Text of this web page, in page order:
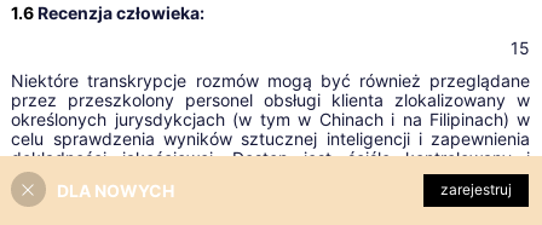
1.6Recenzja człowieka:
15
Niektóre transkrypcje rozmów mogą być również przeglądane
przez przeszkolony personel obsługi klienta zlokalizowany w
określonych jurysdykcjach (w tym w Chinach i na Filipinach) w
celu sprawdzenia wyników sztucznej inteligencji i zapewnienia
dokładności jakościowej. Dostęp jest ściśle kontrolowany i
podlega gwarancjom minimalizacji danych i poufności. Więcej
informacji na temat międzynarodowego przekazywania danych
DLA NOWYCH zarejestruj